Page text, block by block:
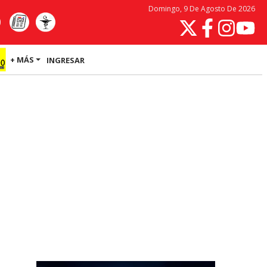
Domingo, 9 De Agosto De 2026
+ MÁS INGRESAR